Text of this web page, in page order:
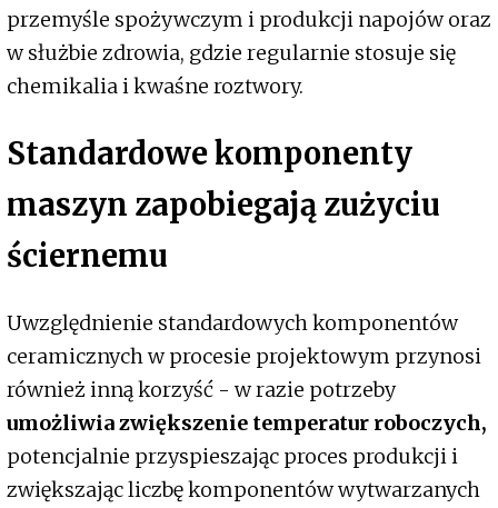
przemyśle spożywczym i produkcji napojów oraz
w służbie zdrowia, gdzie regularnie stosuje się
chemikalia i kwaśne roztwory.
Standardowe komponenty
maszyn zapobiegają zużyciu
ściernemu
Uwzględnienie standardowych komponentów
ceramicznych w procesie projektowym przynosi
również inną korzyść - w razie potrzeby
umożliwia zwiększenie temperatur roboczych,
potencjalnie przyspieszając proces produkcji i
zwiększając liczbę komponentów wytwarzanych